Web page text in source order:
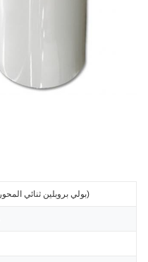
فيلم أساسي: فيلم BOPP (بولي بروبلين ثنائي المحور)